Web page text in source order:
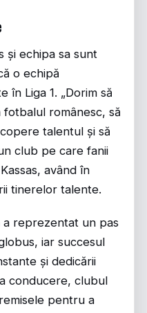
și echipa sa sunt
o echipă
în Liga 1. „Dorim să
românesc, să
talentul și să
club pe care fanii
având în
tinerelor talente.
a reprezentat un pas
iar succesul
și dedicării
conducere, clubul
pentru a